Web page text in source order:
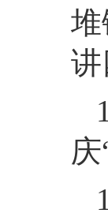
庆